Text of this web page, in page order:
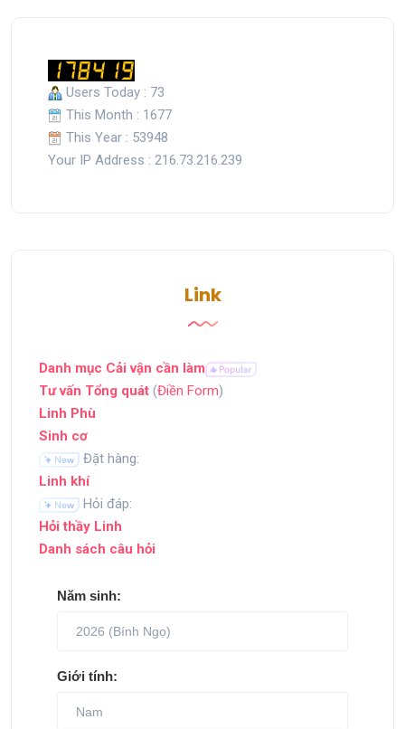
Users Today : 73
This Month : 1677
This Year : 53948
Your IP Address : 216.73.216.239
Link
Danh mục Cải vận cần làm
Tư vấn Tổng quát (Điền Form)
Linh Phù
Sinh cơ
Đặt hàng:
Linh khí
Hỏi đáp:
Hỏi thầy Linh
Danh sách câu hỏi
Năm sinh:
Giới tính: